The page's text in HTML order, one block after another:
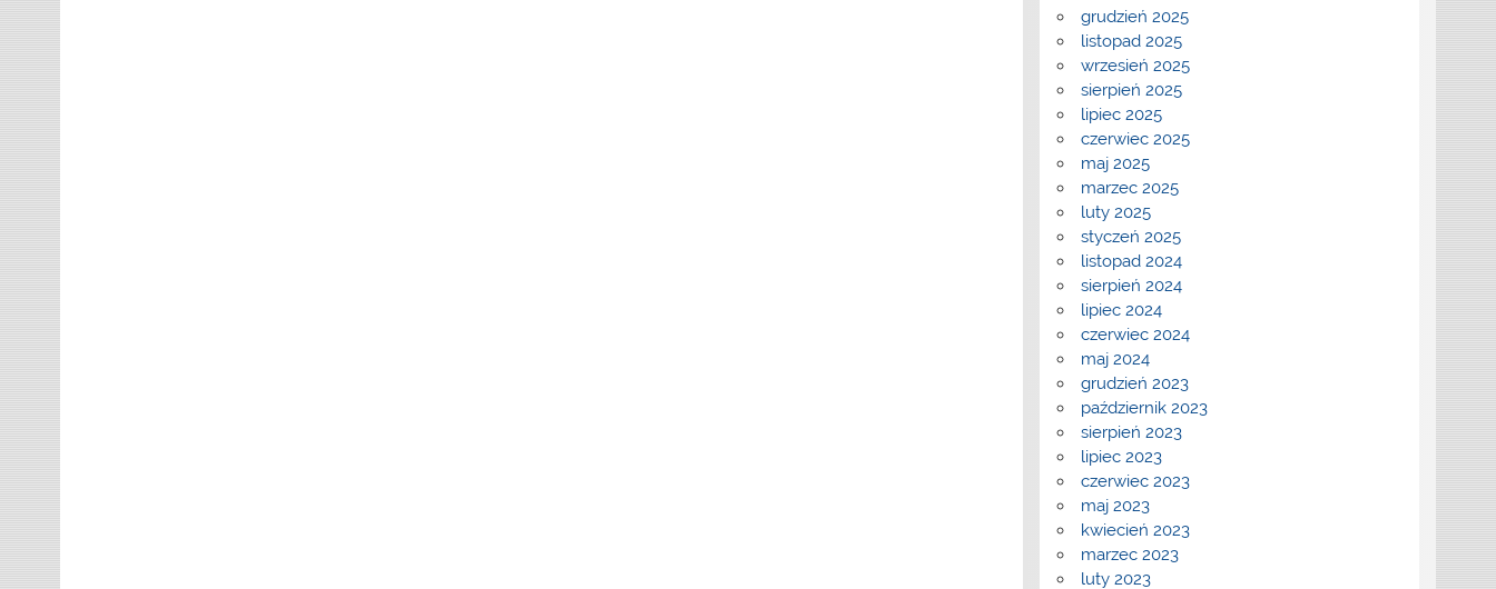
grudzień 2025
listopad 2025
wrzesień 2025
sierpień 2025
lipiec 2025
czerwiec 2025
maj 2025
marzec 2025
luty 2025
styczeń 2025
listopad 2024
sierpień 2024
lipiec 2024
czerwiec 2024
maj 2024
grudzień 2023
październik 2023
sierpień 2023
lipiec 2023
czerwiec 2023
maj 2023
kwiecień 2023
marzec 2023
luty 2023